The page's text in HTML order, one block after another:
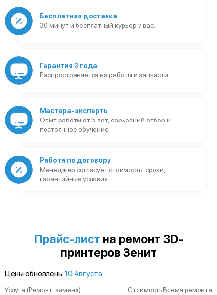
Бесплатная доставка
30 минут и бесплатный курьер у вас.
Гарантия 3 года
Распространяется на работы и запчасти
Мастера-эксперты
Опыт работы от 5 лет, серьезный отбор и
постоянное обучение
Работа по договору
Менеджер согласует стоимость, сроки,
гарантийные условия
Прайс-лист на ремонт 3D-
принтеров Зенит
Цены обновлены10 Августа
Услуга (Ремонт, замена) СтоимостьВремя ремонта